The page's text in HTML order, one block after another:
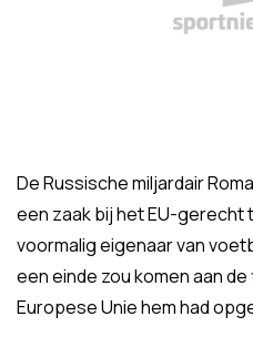
De Russische miljardair
een zaak bij het EU-gerecht
voormalig eigenaar van
een einde zou komen aan
Europese Unie hem had